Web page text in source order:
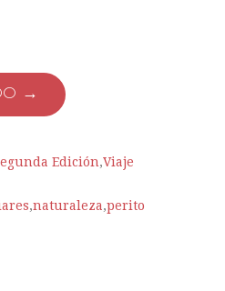
→
Edición,Viaje
,naturaleza,perito